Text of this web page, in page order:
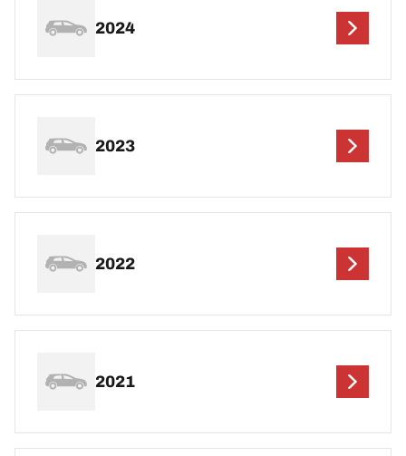
2024
2023
2022
2021